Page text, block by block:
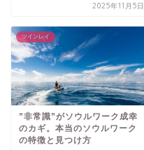
2025年11月5日
ツインレイ
”非常識”がソウルワーク成幸
のカギ。本当のソウルワーク
の特徴と見つけ方